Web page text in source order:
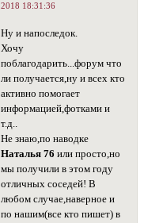
2018 18:31:36
Ну и напоследок.
Хочу
поблагодарить...форум что
ли получается,ну и всех кто
активно помогает
информацией,фотками и
т.д..
Не знаю,по наводке
Наталья 76 или просто,но
мы получили в этом году
отличных соседей! В
любом случае,наверное и
по нашим(все кто пишет) в